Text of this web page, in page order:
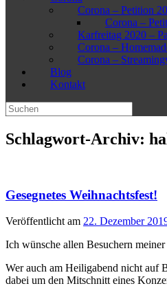
Corona – Petition
Corona –
Karfreitag 2020 –
Corona –
Corona –
Blog
Kontakt
Suchen
nach:
Schlagwort-Archiv:
Gesegnetes Weihnachtsfest!
Veröffentlicht am 22. Dezember
Ich wünsche allen Besuchern
Wer auch am Heiligabend nicht auf
dabei um den Mitschnitt eines